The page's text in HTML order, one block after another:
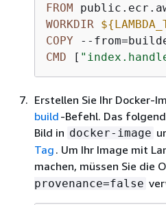
FROM
WORKDIR
${
COPY --
CMD [
Erstellen Sie Ihr Docker-
build -Befehl. Das
Bild in docker-image
Tag . Um Ihr Image mit
machen, müssen Sie die
provenance=false